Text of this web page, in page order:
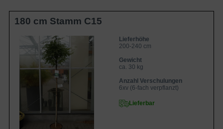
180 cm Stamm C15
Lieferhöhe
200-240 cm
Gewicht
ca. 30 kg
Anzahl Verschulungen
6xv (6-fach verpflanzt)
Lieferbar